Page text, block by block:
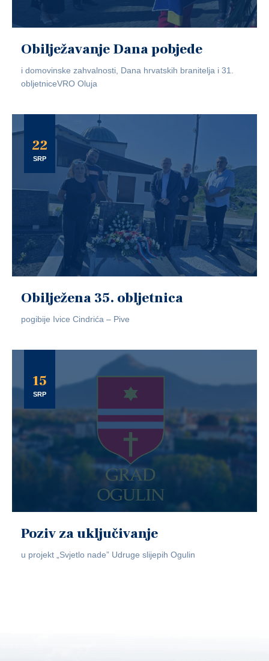
Obilježavanje Dana pobjede
i domovinske zahvalnosti, Dana hrvatskih branitelja i 31.
obljetniceVRO Oluja
22
SRP
Obilježena 35. obljetnica
pogibije Ivice Cindrića – Pive
15
SRP
Poziv za uključivanje
u projekt „Svjetlo nade” Udruge slijepih Ogulin